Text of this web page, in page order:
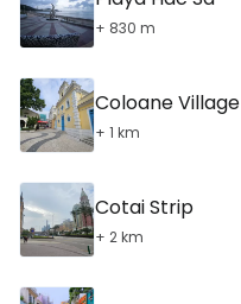
+ 830 m
Coloane Village
+ 1 km
Cotai Strip
+ 2 km